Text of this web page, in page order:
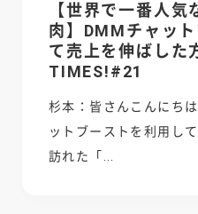
【世界で一番人
肉】DMMチャッ
て売上を伸ばした
TIMES!#21
杉本：皆さんこんにち
ットブーストを利用し
訪れた「...